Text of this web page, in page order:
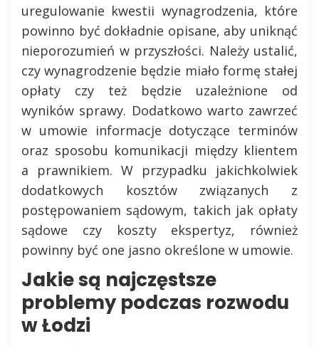
uregulowanie kwestii wynagrodzenia, które
powinno być dokładnie opisane, aby uniknąć
nieporozumień w przyszłości. Należy ustalić,
czy wynagrodzenie będzie miało formę stałej
opłaty czy też będzie uzależnione od
wyników sprawy. Dodatkowo warto zawrzeć
w umowie informacje dotyczące terminów
oraz sposobu komunikacji między klientem
a prawnikiem. W przypadku jakichkolwiek
dodatkowych kosztów związanych z
postępowaniem sądowym, takich jak opłaty
sądowe czy koszty ekspertyz, również
powinny być one jasno określone w umowie.
Jakie są najczęstsze
problemy podczas rozwodu
w Łodzi